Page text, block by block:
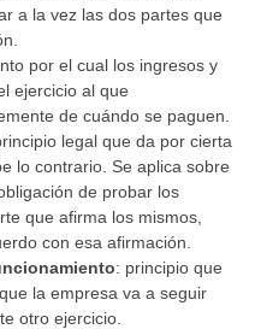
a la vez las dos partes que
por el cual los ingresos y
ejercicio al que
de cuándo se paguen.
legal que da por cierta
lo contrario. Se aplica sobre
de probar los
que afirma los mismos,
con esa afirmación.
: principio que
la empresa va a seguir
otro ejercicio.